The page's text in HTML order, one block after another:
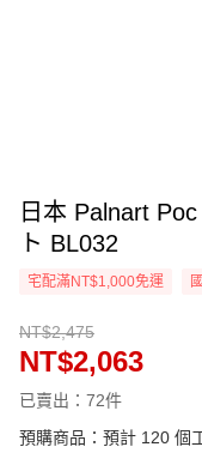
日本 Palnart
ト BL032
宅配滿NT$1,000免運
NT$2,475
NT$2,063
已賣出：72件
預購商品：預計 120 個